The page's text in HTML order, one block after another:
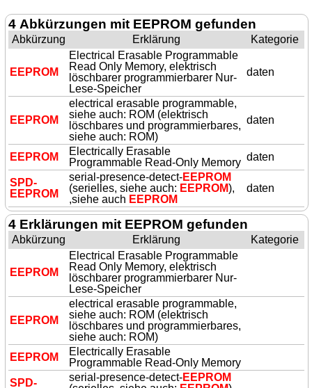
4 Abkürzungen mit EEPROM gefunden
Abkürzung Erklärung Kategorie
EEPROM
Electrical Erasable Programmable
Read Only Memory, elektrisch
löschbarer programmierbarer Nur-
Lese-Speicher
daten
EEPROM
electrical erasable programmable,
siehe auch: ROM (elektrisch
löschbares und programmierbares,
siehe auch: ROM)
daten
EEPROM
Electrically Erasable
Programmable Read-Only Memory daten
SPD-
EEPROM
serial-presence-detect-EEPROM
(serielles, siehe auch: EEPROM),
,siehe auch EEPROM
daten
4 Erklärungen mit EEPROM gefunden
Abkürzung Erklärung Kategorie
EEPROM
Electrical Erasable Programmable
Read Only Memory, elektrisch
löschbarer programmierbarer Nur-
Lese-Speicher
EEPROM
electrical erasable programmable,
siehe auch: ROM (elektrisch
löschbares und programmierbares,
siehe auch: ROM)
EEPROM
Electrically Erasable
Programmable Read-Only Memory
SPD-
serial-presence-detect-EEPROM